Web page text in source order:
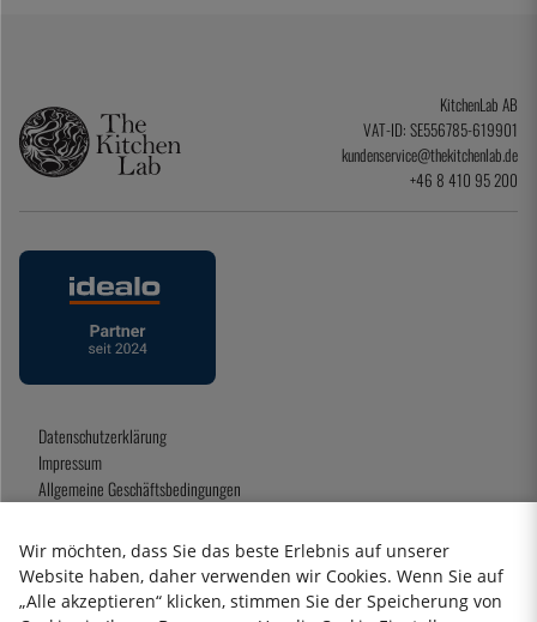
KitchenLab AB
VAT-ID: SE556785-619901
kundenservice@thekitchenlab.de
+46 8 410 95 200
Datenschutzerklärung
Impressum
Allgemeine Geschäftsbedingungen
Wir möchten, dass Sie das beste Erlebnis auf unserer
Website haben, daher verwenden wir Cookies. Wenn Sie auf
„Alle akzeptieren“ klicken, stimmen Sie der Speicherung von